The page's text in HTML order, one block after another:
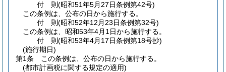
付 則(昭和51年5月27日条例第42号)
この条例は、公布の日から施行する。
付 則(昭和52年12月23日条例第32号)
この条例は、昭和53年4月1日から施行する。
付 則(昭和53年4月17日条例第18号抄)
(施行期日)
第1条
この条例は、公布の日から施行する。
(都市計画税に関する規定の適用)